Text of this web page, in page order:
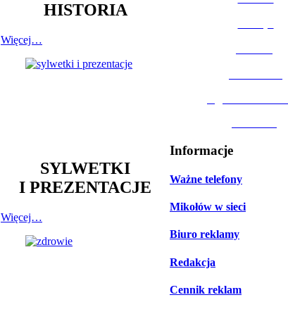
HISTORIA
Więcej…
SYLWETKI
I PREZENTACJE
Więcej…
Informacje
Ważne telefony
Mikołów w sieci
Biuro reklamy
Redakcja
Cennik reklam